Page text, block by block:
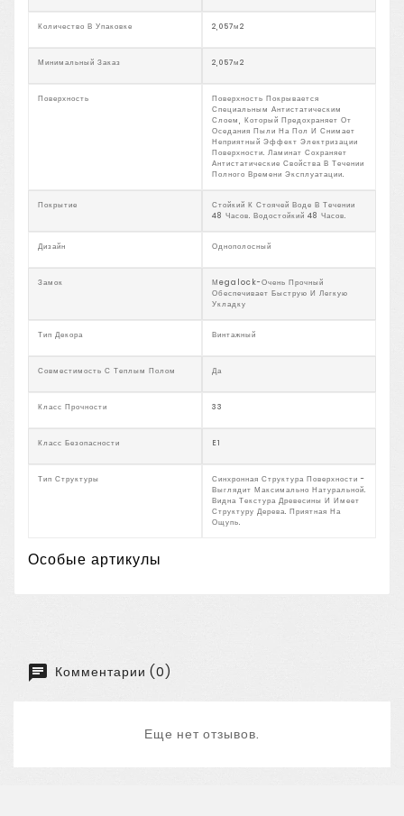
Количество В Упаковке 2,057м2
Минимальный Заказ 2,057м2
Поверхность
Поверхность Покрывается
Специальным Антистатическим
Слоем, Который Предохраняет От
Оседания Пыли На Пол И Снимает
Неприятный Эффект Электризации
Поверхности. Ламинат Сохраняет
Антистатические Свойства В Течении
Полного Времени Эксплуатации.
Покрытие
Стойкий К Стоячей Воде В Течении
48 Часов. Водостойкий 48 Часов.
Дизайн Однополосный
Замок
Мegalock-Очень Прочный
Обеспечивает Быструю И Легкую
Укладку
Тип Декора Винтажный
Совместимость С Теплым Полом Да
Класс Прочности 33
Класс Безопасности E1
Тип Структуры
Синхронная Структура Поверхности -
Выглядит Максимально Натуральной.
Видна Текстура Древесины И Имеет
Структуру Дерева. Приятная На
Ощупь.
Особые артикулы
Комментарии (0)
Еще нет отзывов.